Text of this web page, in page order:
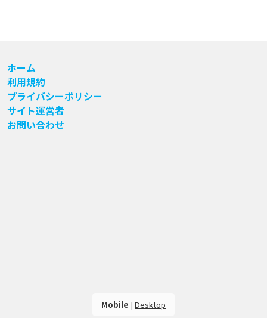
ホーム
利用規約
プライバシーポリシー
サイト運営者
お問い合わせ
Mobile | Desktop